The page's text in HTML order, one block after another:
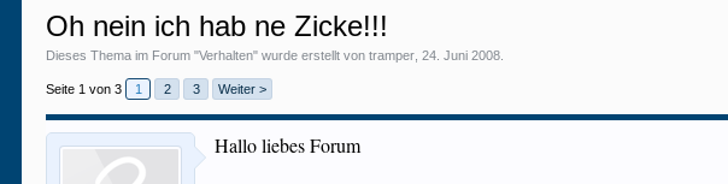
Oh nein ich hab ne Zicke!!!
Dieses Thema im Forum "Verhalten" wurde erstellt vontramper ,24. Juni 2008
Seite 1 von 3 1 2 3 Weiter >
Hallo liebes Forum